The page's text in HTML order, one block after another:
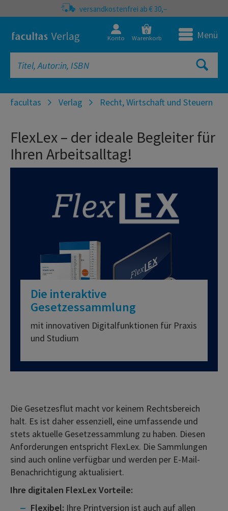
versandkostenfrei ab € 30,–
Konto
0
Warenkorb Menü
facultas Verlag Recht, Wirtschaft und Steuern
FlexLex – der ideale Begleiter für
Ihren Arbeitsalltag!
Die interaktive
Gesetzessammlung
mit innovativen Digitalfunktionen für Praxis
und Studium
Die Gesetzesflut macht vor keinem Rechtsbereich
halt. Es ist daher essenziell, eine umfassende und
stets aktuelle Gesetzessammlung zu haben. Diesen
Anforderungen entspricht FlexLex. Die Sammlungen
sind auch online verfügbar und werden per E-Mail-
Benachrichtigung aktualisiert.
Ihre digitalen FlexLex Vorteile:
Flexibel: Ihre Printversion ist auch auf allen